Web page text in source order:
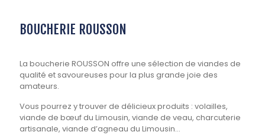
BOUCHERIE ROUSSON
La boucherie ROUSSON offre une sélection de viandes de
qualité et savoureuses pour la plus grande joie des
amateurs.
Vous pourrez y trouver de délicieux produits : volailles,
viande de bœuf du Limousin, viande de veau, charcuterie
artisanale, viande d’agneau du Limousin…